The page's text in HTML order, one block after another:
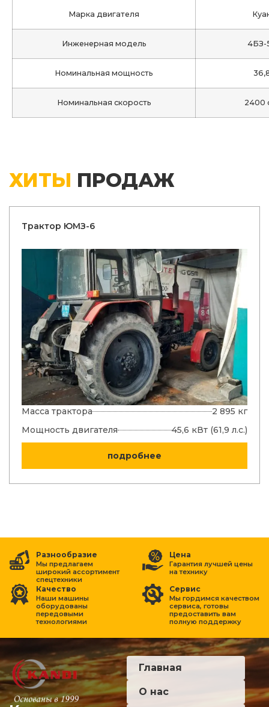
Марка двигателя
Инженерная модель 4БЗ-
Номинальная мощность
Номинальная скорость 2400
ХИТЫ ПРОДАЖ
Трактор ЮМЗ-6
Масса трактора
2 895 кг
Мощность двигателя
45,6 кВт (61,9 л.с.)
подробнее
Разнообразие
Мы предлагаем
широкий ассортимент
спецтехники
Цена
Гарантия лучшей цены
натехнику
Качество
Наши машины
оборудованы
передовыми
технологиями
Сервис
Мы гордимся качеством
сервиса, готовы
предоставить вам
полную поддержку
Главная
О нас